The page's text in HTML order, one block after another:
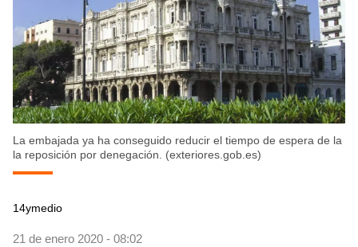
La embajada ya ha conseguido reducir el tiempo de espera de la
la reposición por denegación. (exteriores.gob.es)
14ymedio
21 de enero 2020 - 08:02